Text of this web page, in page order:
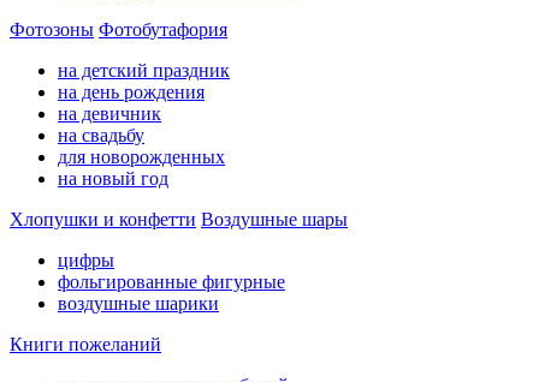
Фотозоны Фотобутафория
на детский праздник
на день рождения
на девичник
на свадьбу
для новорожденных
на новый год
Хлопушки и конфетти Воздушные шары
цифры
фольгированные фигурные
воздушные шарики
Книги пожеланий